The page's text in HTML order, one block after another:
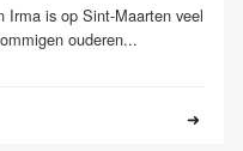
Irma is op Sint-Maarten veel
ouderen...